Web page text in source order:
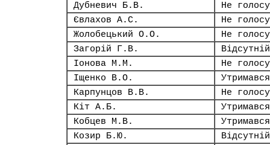
Дубневич Б.В.
Не
Євлахов А.С.
Не
Жолобецький О.О.
Не
Загорій Г.В.
Відсутній
Іонова М.М.
Не
Іщенко В.О.
Утримався
Карпунцов В.В.
Не
Кіт А.Б.
Утримався
Кобцев М.В.
Утримався
Козир Б.Ю.
Відсутній